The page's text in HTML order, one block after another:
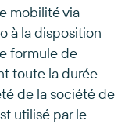
mobilité via
à la disposition
formule de
toute la durée
de la société de
utilisé par le